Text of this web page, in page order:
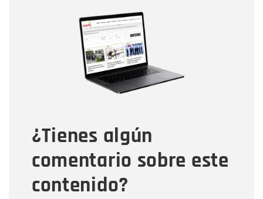
¿Tienes algún
comentario sobre este
contenido?
Correo electrónico
Tipo de comentario
Mensaje